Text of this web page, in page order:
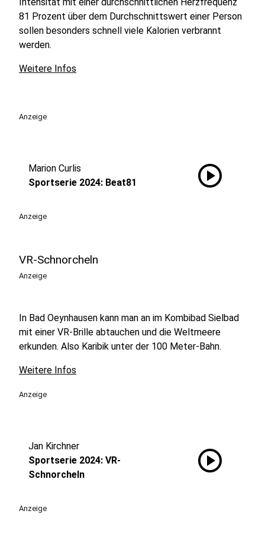
81 Prozent über dem Durchschnittswert einer Person
sollen besonders schnell viele Kalorien verbrannt
werden.
Weitere Infos
Anzeige
Marion Curlis
Sportserie 2024: Beat81
play_circle
Anzeige
VR-Schnorcheln
Anzeige
In Bad Oeynhausen kann man an im Kombibad Sielbad
mit einer VR-Brille abtauchen und die Weltmeere
erkunden. Also Karibik unter der 100 Meter-Bahn.
Weitere Infos
Anzeige
Jan Kirchner
Sportserie 2024: VR-
Schnorcheln
play_circle
Anzeige